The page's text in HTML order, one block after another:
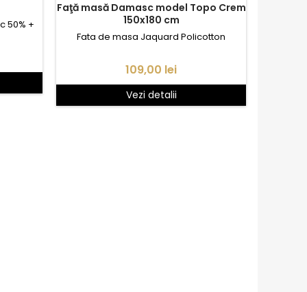
50% +
Faţă masă Damasc model Topo Crem
150x180 cm
Fata de masa Jaquard Policotton
Pret
109,00 lei
Vezi detalii